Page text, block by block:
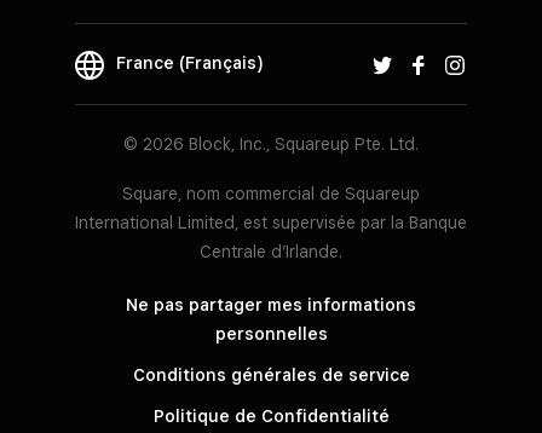
France (Français)
© 2026 Block, Inc., Squareup Pte. Ltd.
Square, nom commercial de Squareup
International Limited, est supervisée par la Banque
Centrale d’Irlande.
Ne pas partager mes informations
personnelles
Conditions générales de service
Politique de Confidentialité